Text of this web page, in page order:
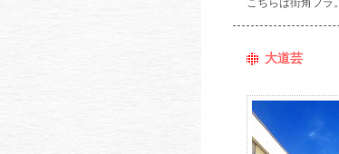
こちらは街角フラ。
大道芸